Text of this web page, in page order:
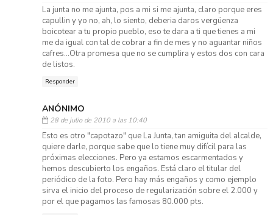
La junta no me ajunta, pos a mi si me ajunta, claro porque eres
capullin y yo no, ah, lo siento, deberia daros vergüenza
boicotear a tu propio pueblo, eso te dara a ti que tienes a mi
me da igual con tal de cobrar a fin de mes y no aguantar niños
cafres...Otra promesa que no se cumplira y estos dos con cara
de listos.
Responder
ANÓNIMO
28 de julio de 2010 a las 10:40
Esto es otro "capotazo" que La Junta, tan amiguita del alcalde,
quiere darle, porque sabe que lo tiene muy difícil para las
próximas elecciones. Pero ya estamos escarmentados y
hemos descubierto los engaños. Está claro el titular del
periódico de la foto. Pero hay más engaños y como ejemplo
sirva el inicio del proceso de regularización sobre el 2.000 y
por el que pagamos las famosas 80.000 pts.